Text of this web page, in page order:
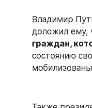
Владимир
доложил ему,
граждан,
состоянию